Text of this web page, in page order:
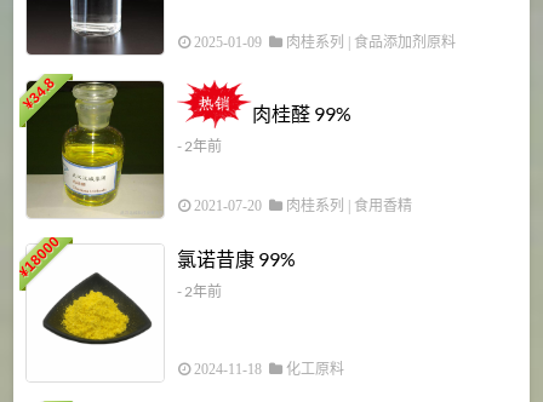
2025-01-09 肉桂系列 食品添加剂原料
¥
34.8
肉桂醛 99%
- 2年前
2021-07-20 肉桂系列 食用香精
¥
18000 氯诺昔康 99%
- 2年前
2024-11-18 化工原料